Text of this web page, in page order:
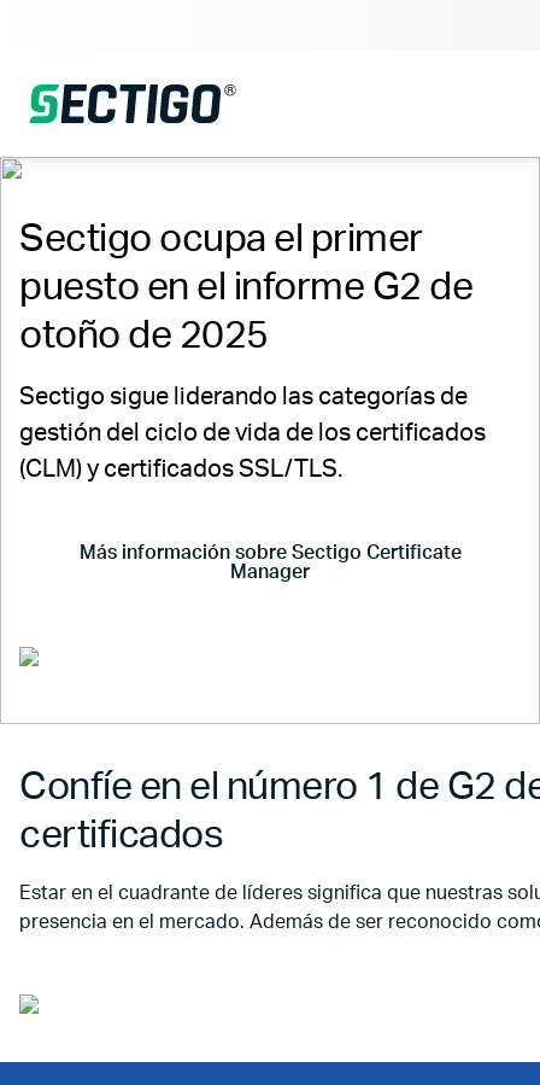
Sectigo ocupa el primer
puesto en el informe G2 de
otoño de 2025
Sectigo sigue liderando las categorías de
gestión del ciclo de vida de los certificados
(CLM) y certificados SSL/TLS.
Más información sobre Sectigo Certificate
Manager
Confíe en el número 1 de G2
certificados
Estar en el cuadrante de líderes significa que nuestras
presencia en el mercado. Además de ser reconocido